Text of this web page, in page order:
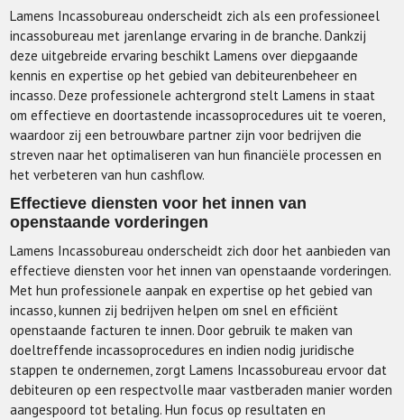
Lamens Incassobureau onderscheidt zich als een professioneel
incassobureau met jarenlange ervaring in de branche. Dankzij
deze uitgebreide ervaring beschikt Lamens over diepgaande
kennis en expertise op het gebied van debiteurenbeheer en
incasso. Deze professionele achtergrond stelt Lamens in staat
om effectieve en doortastende incassoprocedures uit te voeren,
waardoor zij een betrouwbare partner zijn voor bedrijven die
streven naar het optimaliseren van hun financiële processen en
het verbeteren van hun cashflow.
Effectieve diensten voor het innen van
openstaande vorderingen
Lamens Incassobureau onderscheidt zich door het aanbieden van
effectieve diensten voor het innen van openstaande vorderingen.
Met hun professionele aanpak en expertise op het gebied van
incasso, kunnen zij bedrijven helpen om snel en efficiënt
openstaande facturen te innen. Door gebruik te maken van
doeltreffende incassoprocedures en indien nodig juridische
stappen te ondernemen, zorgt Lamens Incassobureau ervoor dat
debiteuren op een respectvolle maar vastberaden manier worden
aangespoord tot betaling. Hun focus op resultaten en